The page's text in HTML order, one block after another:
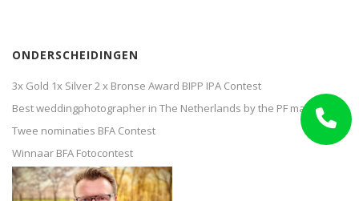
ONDERSCHEIDINGEN
3x Gold 1x Silver 2 x Bronse Award BIPP IPA Contest
Best weddingphotographer in The Netherlands by the PF magazine
Twee nominaties BFA Contest
Winnaar BFA Fotocontest